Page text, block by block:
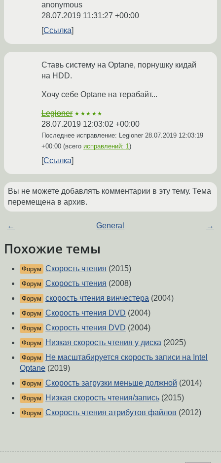
anonymous
28.07.2019 11:31:27 +00:00
Ссылка
Ставь систему на Optane, порнушку кидай
на HDD.
Хочу себе Optane на терабайт...
Legioner ★★★★★
28.07.2019 12:03:02 +00:00
Последнее исправление: Legioner 28.07.2019 12:03:19
+00:00 (всего исправлений: 1)
Ссылка
Вы не можете добавлять комментарии в эту тему. Тема
перемещена в архив.
← General →
Похожие темы
Форум Скорость чтения (2015)
Форум Скорость чтения (2008)
Форум скорость чтения винчестера (2004)
Форум Скорость чтения DVD (2004)
Форум Скорость чтения DVD (2004)
Форум Низкая скорость чтения у диска (2025)
Форум
Не масштабируется скорость записи на Intel
Optane (2019)
Форум Скорость загрузки меньше должной (2014)
Форум Низкая скорость чтения/запись (2015)
Форум Скорость чтения атрибутов файлов (2012)